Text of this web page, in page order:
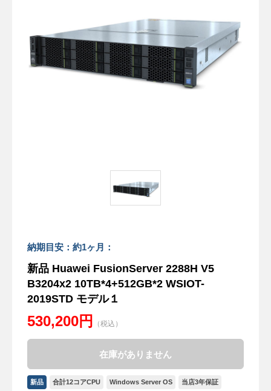
納期目安：約1ヶ月：
新品 Huawei FusionServer 2288H V5
B3204x2 10TB*4+512GB*2 WSIOT-
2019STD モデル１
530,200円 （税込）
在庫がありません
新品 合計12コアCPU Windows Server OS 当店3年保証